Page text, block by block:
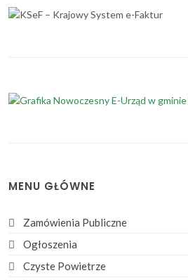
MENU GŁÓWNE
Zamówienia Publiczne
Ogłoszenia
Czyste Powietrze